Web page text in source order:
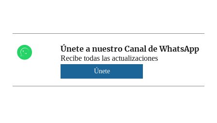
Únete a nuestro Canal de WhatsApp
Recibe todas las actualizaciones
Únete